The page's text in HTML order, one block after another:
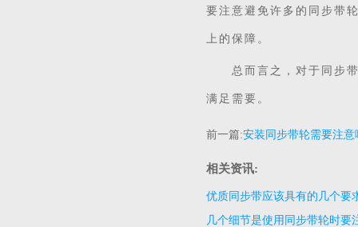
要注意避免许多的同步带
上的保障。
总而言之，对于同步带
满足需要。
前一篇:安装同步带轮需要注意
相关资讯:
优质同步带应该具有的几个要
几个细节是使用同步带轮时要